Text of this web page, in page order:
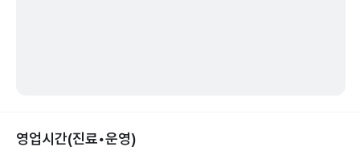
영업시간(진료•운영)